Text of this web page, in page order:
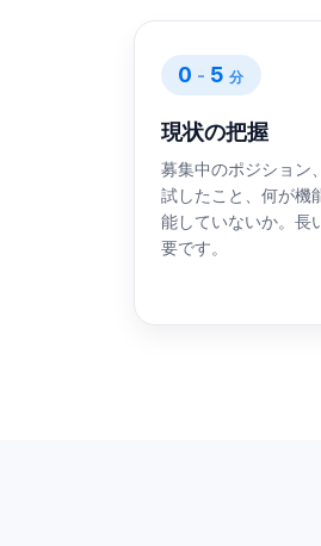
0 - 5 分
現状の把握
募集中のポジション
試したこと、何が機
能していないか。長
要です。